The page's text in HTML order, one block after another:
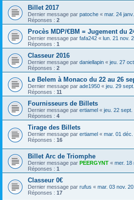
Billet 2017
Dernier message par patoche « mar. 24
Réponses : 2
Procès MDP/€BM = Jugement du
Dernier message par fafa242 « lun. 21 nov.
Réponses : 1
Classeur 2016
Dernier message par daniellapin « jeu. 27
Réponses : 2
Le Belem à Monaco du 22 au 26
Dernier message par ade1950 « jeu. 29
Réponses : 11
Fournisseurs de Billets
Dernier message par ertiamel « jeu. 22 sept.
Réponses : 4
Tirage des Billets
Dernier message par ertiamel « mar. 01
Réponses : 16
Billet Arc de Triomphe
Dernier message par PEERGYNT « mer. 18
Réponses : 1
Classeur 0€
Dernier message par rufus « mar. 03 nov.
Réponses : 17